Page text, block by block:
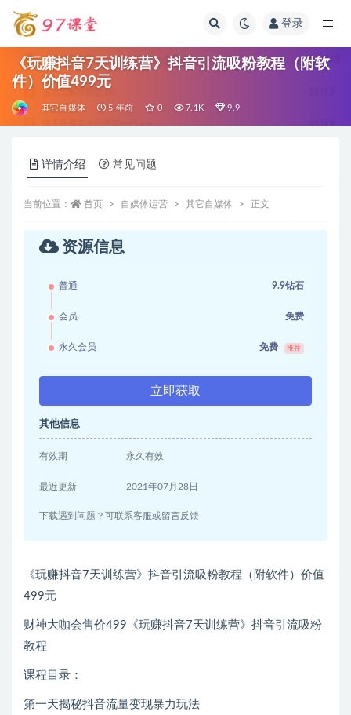
登录
《玩赚抖音7天训练营》抖音引流吸粉教程（附软
件）价值499元
其它自媒体 5 年前 0 7.1K 9.9
详情介绍 常见问题
当前位置： 首页 自媒体运营 其它自媒体 正文
资源信息
普通 9.9钻石
会员 免费
永久会员 免费 推荐
立即获取
其他信息
有效期 永久有效
最近更新 2021年07月28日
下载遇到问题？可联系客服或留言反馈
《玩赚抖音7天训练营》抖音引流吸粉教程（附软件）价值
499元
财神大咖会售价499《玩赚抖音7天训练营》抖音引流吸粉
教程
课程目录：
第一天揭秘抖音流量变现暴力玩法